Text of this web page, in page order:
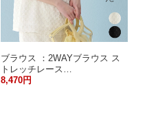
ブラウス ：2WAYブラウス ス
トレッチレース…
8,470円